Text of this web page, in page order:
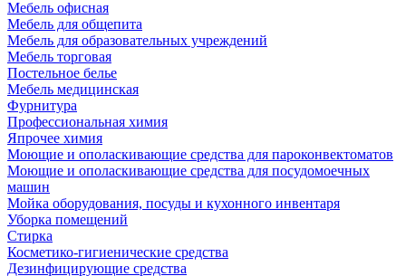
Мебель офисная
Мебель для общепита
Мебель для образовательных учреждений
Мебель торговая
Постельное белье
Мебель медицинская
Фурнитура
Профессиональная химия
Япрочее химия
Моющие и ополаскивающие средства для пароконвектоматов
Моющие и ополаскивающие средства для посудомоечных
машин
Мойка оборудования, посуды и кухонного инвентаря
Уборка помещений
Стирка
Косметико-гигиенические средства
Дезинфицирующие средства